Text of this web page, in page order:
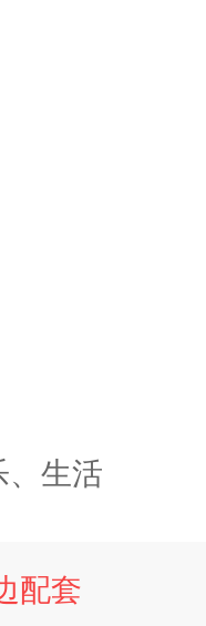
、生活
配套